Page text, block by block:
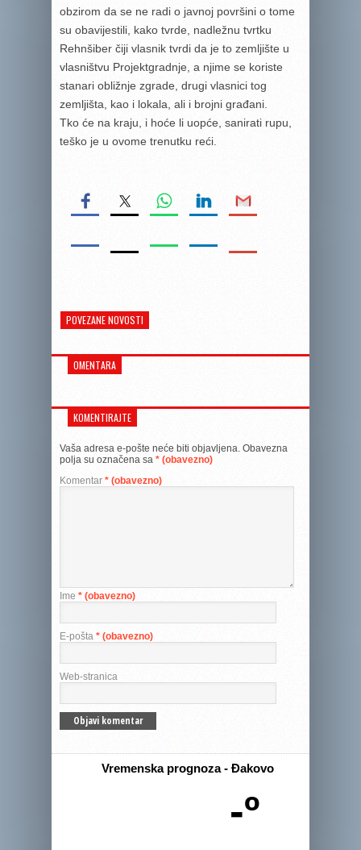
obzirom da se ne radi o javnoj površini o tome
su obavijestili, kako tvrde, nadležnu tvrtku
Rehnšiber čiji vlasnik tvrdi da je to zemljište u
vlasništvu Projektgradnje, a njime se koriste
stanari obližnje zgrade, drugi vlasnici tog
zemljišta, kao i lokala, ali i brojni građani.
Tko će na kraju, i hoće li uopće, sanirati rupu,
teško je u ovome trenutku reći.
POVEZANE NOVOSTI
OMENTARA
KOMENTIRAJTE
Vaša adresa e-pošte neće biti objavljena. Obavezna
polja su označena sa * (obavezno)
Komentar * (obavezno)
Ime * (obavezno)
E-pošta * (obavezno)
Web-stranica
Vremenska prognoza - Đakovo
-º